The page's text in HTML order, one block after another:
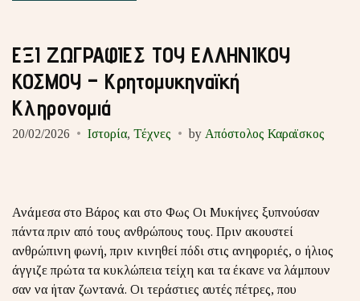
ΕΞΙ ΖΩΓΡΑΦΙΕΣ ΤΟΥ ΕΛΛΗΝΙΚΟΥ
ΚΟΣΜΟΥ – Κρητομυκηναϊκή
Κληρονομιά
20/02/2026 Ιστορία, Τέχνες by Απόστολος Καραϊσκος
Ανάμεσα στο Βάρος και στο Φως Οι Μυκήνες ξυπνούσαν
πάντα πριν από τους ανθρώπους τους. Πριν ακουστεί
ανθρώπινη φωνή, πριν κινηθεί πόδι στις ανηφοριές, ο ήλιος
άγγιζε πρώτα τα κυκλώπεια τείχη και τα έκανε να λάμπουν
σαν να ήταν ζωντανά. Οι τεράστιες αυτές πέτρες, που